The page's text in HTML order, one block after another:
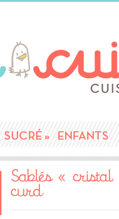
SUCRÉ » ENFANTS
Sablés « cristal
curd